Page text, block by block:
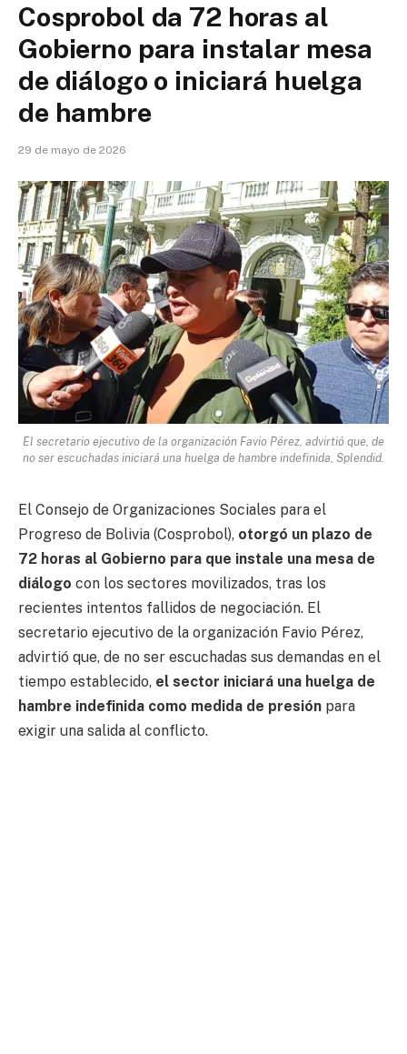
Cosprobol da 72 horas al
Gobierno para instalar mesa
de diálogo o iniciará huelga
de hambre
29 de mayo de 2026
El secretario ejecutivo de la organización Favio Pérez, advirtió que, de
no ser escuchadas iniciará una huelga de hambre indefinida, Splendid.
El Consejo de Organizaciones Sociales para el
Progreso de Bolivia (Cosprobol), otorgó un plazo de
72 horas al Gobierno para que instale una mesa de
diálogo con los sectores movilizados, tras los
recientes intentos fallidos de negociación. El
secretario ejecutivo de la organización Favio Pérez,
advirtió que, de no ser escuchadas sus demandas en el
tiempo establecido, el sector iniciará una huelga de
hambre indefinida como medida de presión para
exigir una salida al conflicto.